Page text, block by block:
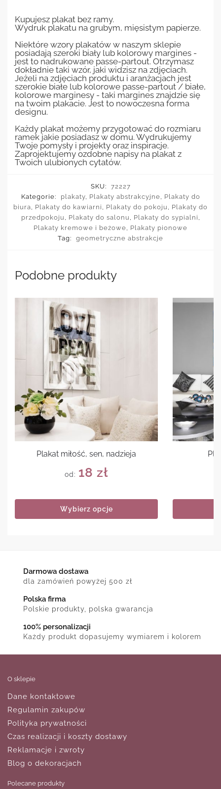
Kupujesz plakat bez ramy.
Wydruk plakatu na grubym, mięsistym papierze.
Niektóre wzory plakatów w naszym sklepie
posiadają szeroki biały lub kolorowy margines -
jest to nadrukowane passe-partout. Otrzymasz
dokładnie taki wzór, jaki widzisz na zdjęciach.
Jeżeli na zdjęciach produktu i aranżacjach jest
szerokie białe lub kolorowe passe-partout / białe,
kolorowe marginesy - taki margines znajdzie się
na twoim plakacie. Jest to nowoczesna forma
designu.
Każdy plakat możemy przygotować do rozmiaru
ramek jakie posiadasz w domu. Wydrukujemy
Twoje pomysły i projekty oraz inspiracje.
Zaprojektujemy ozdobne napisy na plakat z
Twoich ulubionych cytatów.
SKU:
72227
Kategorie:
plakaty, Plakaty abstrakcyjne
Plakaty do
biura
Plakaty do kawiarni Plakaty do pokoju
Plakaty do
przedpokoju
Plakaty do salonu Plakaty do sypialni
Plakaty kremowe i beżowe
Plakaty pionowe
Tag:
geometryczne abstrakcje
Podobne produkty
Plakat miłość, sen, nadzieja
od: 18 zł
Wybierz opcje
Darmowa dostawa
dla zamówień powyżej 500 zł
Polska firma
Polskie produkty, polska gwarancja
100% personalizacji
Każdy produkt dopasujemy wymiarem i kolorem
O sklepie
Dane kontaktowe
Regulamin zakupów
Polityka prywatności
Czas realizacji i koszty dostawy
Reklamacje i zwroty
Blog o dekoracjach
Polecane produkty